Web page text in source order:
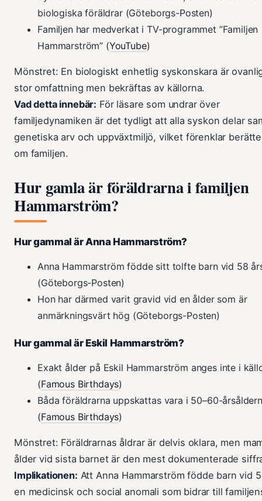
biologiska föräldrar (Göteborgs-Posten)
Familjen har medverkat i TV-programmet ”Familjen
Hammarström” (YouTube)
Mönstret: En biologiskt enhetlig syskonskara är
stor omfattning men bekräftas av källorna.
Vad detta innebär: För läsare som undrar över
familjedynamiken är det tydligt att alla syskon delar
genetiska arv och uppväxtmiljö, vilket förenklar
om familjen.
Hur gamla är föräldrarna i familjen
Hammarström?
Hur gammal är Anna Hammarström?
Anna Hammarström födde sitt tolfte barn vid 58
(Göteborgs-Posten)
Hon har därmed varit gravid vid en ålder som är
anmärkningsvärt hög (Göteborgs-Posten)
Hur gammal är Eskil Hammarström?
Exakt ålder på Eskil Hammarström anges inte i
(Famous Birthdays)
Båda föräldrarna uppskattas vara i 50–60-årsåldern
(Famous Birthdays)
Mönstret: Föräldrarnas åldrar är delvis oklara, men
ålder vid sista barnet är den mest dokumenterade
Implikationen: Att Anna Hammarström födde barn vid
en medicinsk och social anomali som bidrar till